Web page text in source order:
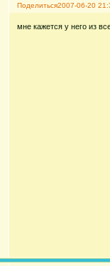
Поделиться2007-06-20
мне кажется у него из